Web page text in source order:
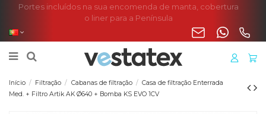
Portes incluídos na sua encomenda de manta, cobertura
o liner para a Península
Início Filtração Cabanas de filtração
Casa de filtração Enterrada
Med. + Filtro Artik AK Ø640 + Bomba KS EVO 1CV